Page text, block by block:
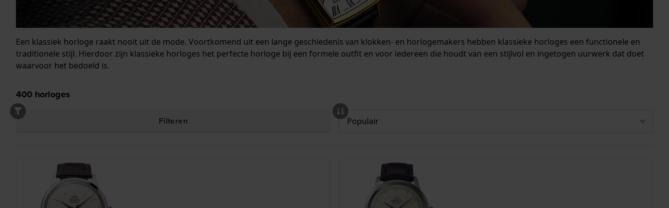
Een klassiek horloge raakt nooit uit de mode. Voortkomend uit een lange geschiedenis van klokken- en horlogemakers hebben klassieke horloges een functionele en
traditionele stijl. Hierdoor zijn klassieke horloges het perfecte horloge bij een formele outfit en voor iedereen die houdt van een stijlvol en ingetogen uurwerk dat doet
waarvoor het bedoeld is.
400 horloges
Filteren